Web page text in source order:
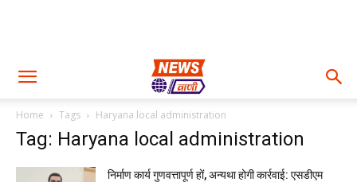
Home Tags Haryana local administration
Tag: Haryana local administration
निर्माण कार्य गुणवत्तापूर्ण हों, अन्यथा होगी कार्रवाई: एसडीएम